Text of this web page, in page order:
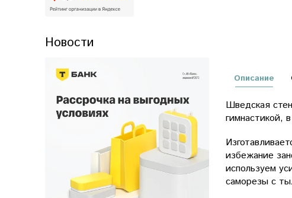
Описание
Шведская
гимнастикой,
избежание
используем
саморезы с
Новости